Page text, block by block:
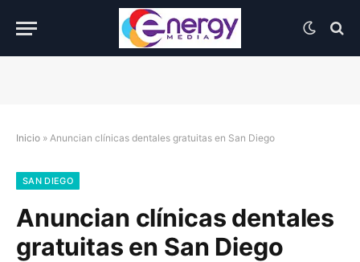
Inicio » Anuncian clínicas dentales gratuitas en San Diego
SAN DIEGO
Anuncian clínicas dentales
gratuitas en San Diego